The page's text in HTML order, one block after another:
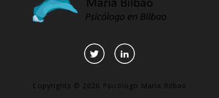
Copyrights © 2026 Psicólogo María Bilbao